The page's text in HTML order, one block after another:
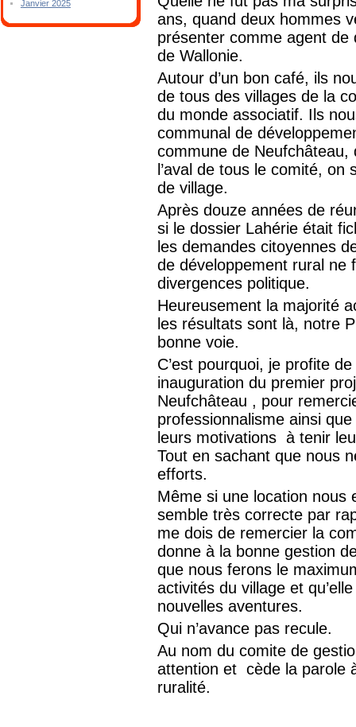
Janvier 2025
ans, quand deux hommes
présenter comme agent
de Wallonie.
Autour d’un bon café, ils
de tous des villages de la
du monde associatif. Ils
communal de
commune de
l’aval de tous le comité,
de village.
Après douze années de
si le dossier Lahérie était
les demandes citoyennes
de développement rural ne
divergences politique.
Heureusement la majorité
les résultats sont là, notre
bonne voie.
C’est pourquoi, je profite
inauguration du premier
Neufchâteau , pour
professionnalisme ainsi
leurs motivations à tenir
Tout en sachant que nous
efforts.
Même si une location nous
semble très correcte par
me dois de remercier la
donne à la bonne gestion
que nous ferons le
activités du village et
nouvelles aventures.
Qui n’avance pas recule.
Au nom du comite de
attention et cède la parole
ruralité.